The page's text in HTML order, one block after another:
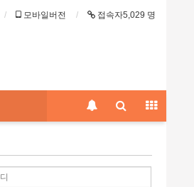
모바일버전 접속자5,029 명